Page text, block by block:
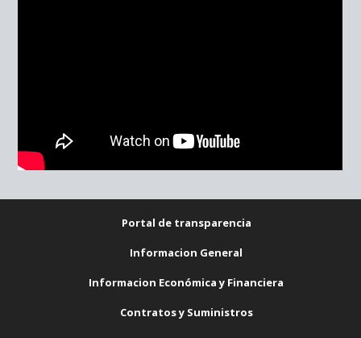
Portal de transparencia
Informacion General
Informacion Económica y Financiera
Contratos y Suministros